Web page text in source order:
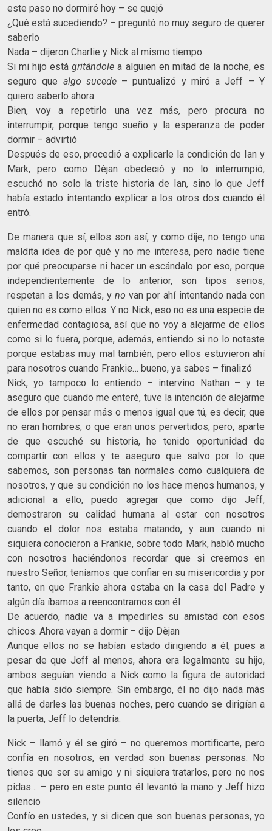
este paso no dormiré hoy – se quejó
¿Qué está sucediendo? – preguntó no muy seguro de querer
saberlo
Nada – dijeron Charlie y Nick al mismo tiempo
Si mi hijo estágritándolea alguien en mitad de la noche, es
seguro que algo sucede– puntualizó y miró a Jeff – Y
quiero saberlo ahora
Bien, voy a repetirlo una vez más, pero procura no
interrumpir, porque tengo sueño y la esperanza de poder
dormir – advirtió
Después de eso, procedió a explicarle la condición de Ian y
Mark, pero como Dèjan obedeció y no lo interrumpió,
escuchó no solo la triste historia de Ian, sino lo que Jeff
había estado intentando explicar a los otros dos cuando él
entró.
De manera que sí, ellos son así, y como dije, no tengo una
maldita idea de por qué y no me interesa, pero nadie tiene
por qué preocuparse ni hacer un escándalo por eso, porque
independientemente de lo anterior, son tipos serios,
respetan a los demás, y novan por ahí intentando nada con
quien no es como ellos. Y no Nick, eso no es una especie de
enfermedad contagiosa, así que no voy a alejarme de ellos
como si lo fuera, porque, además, entiendo si no lo notaste
porque estabas muy mal también, pero ellos estuvieron ahí
para nosotros cuando Frankie… bueno, ya sabes – finalizó
Nick, yo tampoco lo entiendo – intervino Nathan – y te
aseguro que cuando me enteré, tuve la intención de alejarme
de ellos por pensar más o menos igual que tú, es decir, que
no eran hombres, o que eran unos pervertidos, pero, aparte
de que escuché su historia, he tenido oportunidad de
compartir con ellos y te aseguro que salvo por lo que
sabemos, son personas tan normales como cualquiera de
nosotros, y que su condición no los hace menos humanos, y
adicional a ello, puedo agregar que como dijo Jeff,
demostraron su calidad humana al estar con nosotros
cuando el dolor nos estaba matando, y aun cuando ni
siquiera conocieron a Frankie, sobre todo Mark, habló mucho
con nosotros haciéndonos recordar que si creemos en
nuestro Señor, teníamos que confiar en su misericordia y por
tanto, en que Frankie ahora estaba en la casa del Padre y
algún día íbamos a reencontrarnos con él
De acuerdo, nadie va a impedirles su amistad con esos
chicos. Ahora vayan a dormir – dijo Dèjan
Aunque ellos no se habían estado dirigiendo a él, pues a
pesar de que Jeff al menos, ahora era legalmente su hijo,
ambos seguían viendo a Nick como la figura de autoridad
que había sido siempre. Sin embargo, él no dijo nada más
allá de darles las buenas noches, pero cuando se dirigían a
la puerta, Jeff lo detendría.
Nick – llamó y él se giró – no queremos mortificarte, pero
confía en nosotros, en verdad son buenas personas. No
tienes que ser su amigo y ni siquiera tratarlos, pero no nos
pidas… – pero en este punto él levantó la mano y Jeff hizo
silencio
Confío en ustedes, y si dicen que son buenas personas, yo